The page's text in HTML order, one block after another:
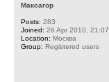
Максагор
Posts: 283
Joined: 26 Apr 2010, 21:07
Location: Москва
Group: Registered users